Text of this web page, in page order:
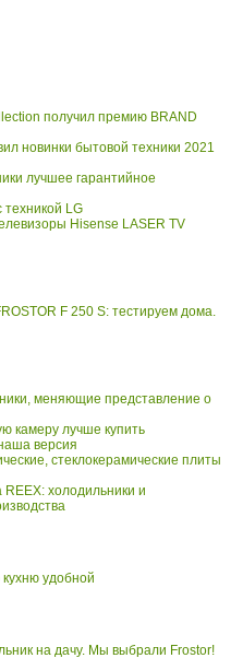
получил премию BRAND
новинки бытовой техники 2021
лучшее гарантийное
LG
Hisense LASER TV
F 250 S: тестируем дома.
меняющие представление о
камеру лучше купить
версия
стеклокерамические плиты
REEX: холодильники и
удобной
на дачу. Мы выбрали Frostor!